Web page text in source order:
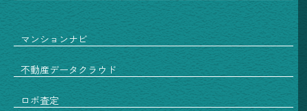
マンションナビ
不動産データクラウド
ロボ査定